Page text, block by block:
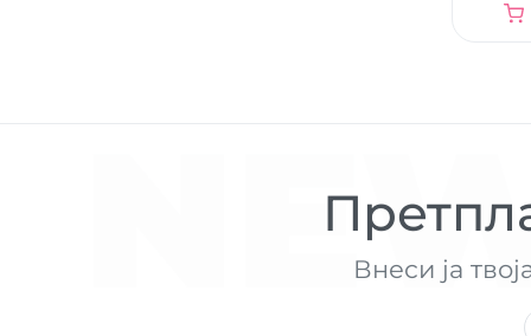
Внеси ја